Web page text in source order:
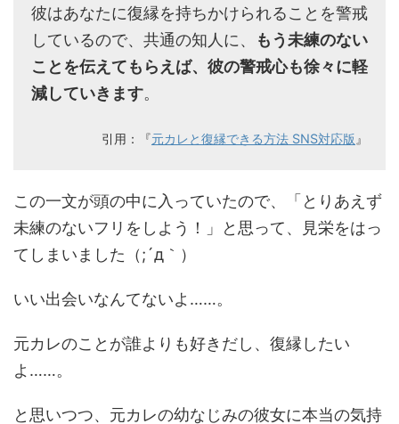
彼はあなたに復縁を持ちかけられることを警戒
しているので、共通の知人に、
もう未練のない
ことを伝えてもらえば、彼の警戒心も徐々に軽
減していきます。
引用：『元カレと復縁できる方法 SNS対応版 』
この一文が頭の中に入っていたので、「とりあえず
未練のないフリをしよう！」と思って、見栄をはっ
てしまいました（;´д｀）
いい出会いなんてないよ……。
元カレのことが誰よりも好きだし、復縁したい
よ……。
と思いつつ、元カレの幼なじみの彼女に本当の気持